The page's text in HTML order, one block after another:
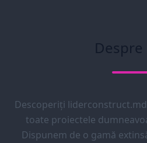
Despre
Descoperiți
toate proiectele
Dispunem de o gamă